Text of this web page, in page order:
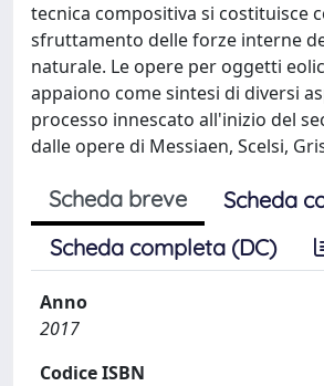
tecnica compositiva si costituisce
sfruttamento delle forze interne
naturale. Le opere per oggetti
appaiono come sintesi di diversi
processo innescato all'inizio del
dalle opere di Messiaen, Scelsi,
Scheda breve
Scheda
Scheda completa (DC)
Anno
2017
Codice ISBN